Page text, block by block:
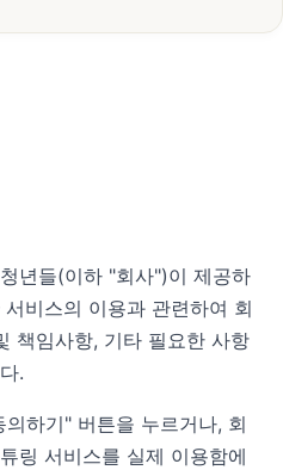
년들(이하 "회사")이 제공하
비스의 이용과 관련하여 회
책임사항, 기타 필요한 사항
.
하기" 버튼을 누르거나, 회
링 서비스를 실제 이용함에